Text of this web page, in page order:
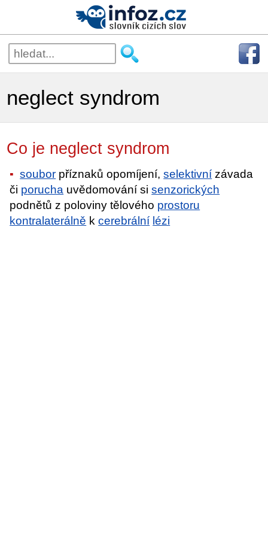
neglect syndrom
Co je neglect syndrom
soubor příznaků opomíjení,selektivní závada
či porucha uvědomování sisenzorických
podnětů z poloviny tělového prostoru
kontralaterálně kcerebrální lézi